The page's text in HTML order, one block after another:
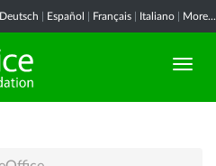
Deutsch Español Français Italiano More...